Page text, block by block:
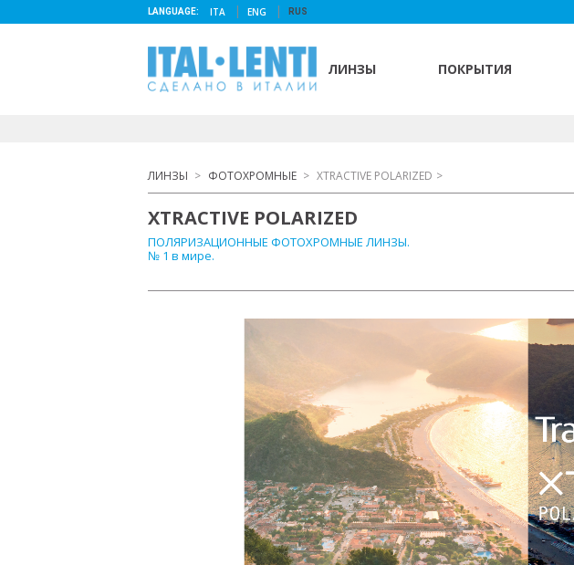
LANGUAGE: ITA ENG RUS
ЛИНЗЫ ПОКРЫТИЯ
ЛИНЗЫ > ФОТОХРОМНЫЕ > XTRACTIVE POLARIZED >
XTRACTIVE POLARIZED
ПОЛЯРИЗАЦИОННЫЕ ФОТОХРОМНЫЕ ЛИНЗЫ.
№ 1 в мире.